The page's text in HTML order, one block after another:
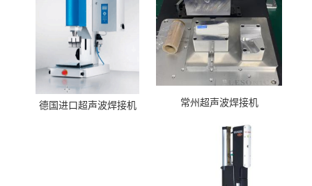
德国进口超声波焊接机 常州超声波焊接机